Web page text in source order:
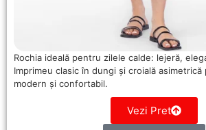
Rochia ideală pentru zilele calde: lejeră,
Imprimeu clasic în dungi și croială
modern și confortabil.
Vezi Pret